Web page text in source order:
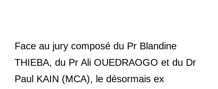
Face au jury composé du Pr Blandine
THIEBA, du Pr Ali OUEDRAOGO et du Dr
Paul KAIN (MCA), le désormais ex